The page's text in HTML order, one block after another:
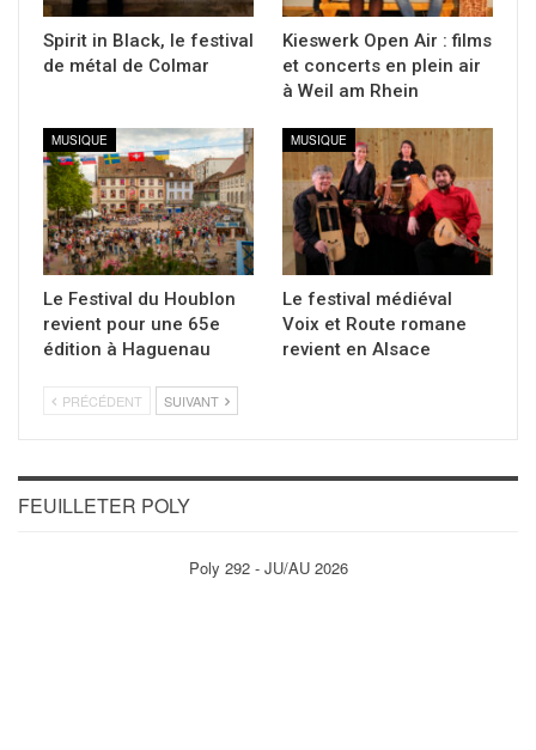
Spirit in Black, le festival
de métal de Colmar
Kieswerk Open Air : films
et concerts en plein air
à Weil am Rhein
MUSIQUE
Le Festival du Houblon
revient pour une 65e
édition à Haguenau
MUSIQUE
Le festival médiéval
Voix et Route romane
revient en Alsace
PRÉCÉDENT SUIVANT
FEUILLETER POLY
Poly 292 - JU/AU 2026